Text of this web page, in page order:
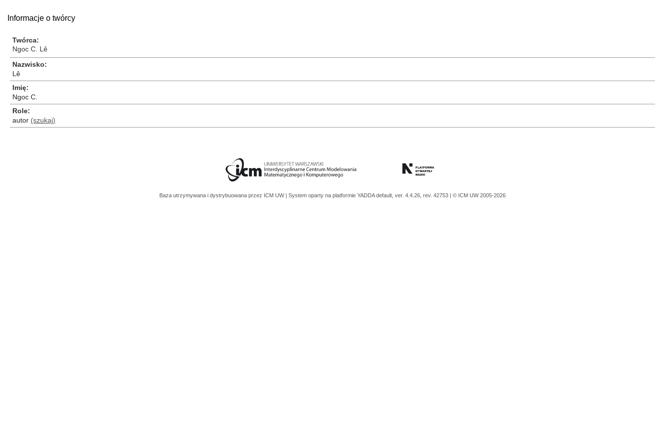
Informacje o twórcy
Twórca
Ngoc C. Lê
Nazwisko
Lê
Imię
Ngoc C.
Role
autor (szukaj)
Baza utrzymywana i dystrybuowana przez ICM UW | System oparty na platformie YADDAdefault, ver. 4.4.26, rev. 42753 | © ICM UW 2005-2026